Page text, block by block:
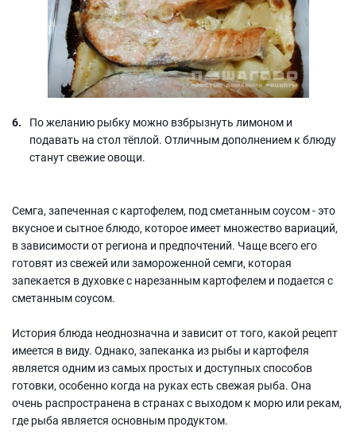
По желанию рыбку можно взбрызнуть лимоном и
подавать на стол тёплой. Отличным дополнением к блюду
станут свежие овощи.
Семга, запеченная с картофелем, под сметанным соусом - это
вкусное и сытное блюдо, которое имеет множество вариаций,
в зависимости от региона и предпочтений. Чаще всего его
готовят из свежей или замороженной семги, которая
запекается в духовке с нарезанным картофелем и подается с
сметанным соусом.
История блюда неоднозначна и зависит от того, какой рецепт
имеется в виду. Однако, запеканка из рыбы и картофеля
является одним из самых простых и доступных способов
готовки, особенно когда на руках есть свежая рыба. Она
очень распространена в странах с выходом к морю или рекам,
где рыба является основным продуктом.